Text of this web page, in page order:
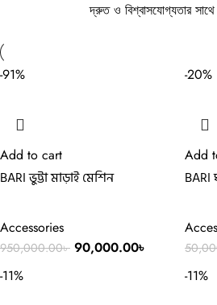
দ্রুত ও বিশ্বাসযোগ্যতার
-91%
Add to cart
BARI ভুট্টা মাড়াই মেশিন
Accessories
950,000.00৳ 90,000.00৳
-20%
Add
BARI
-11%
-11%